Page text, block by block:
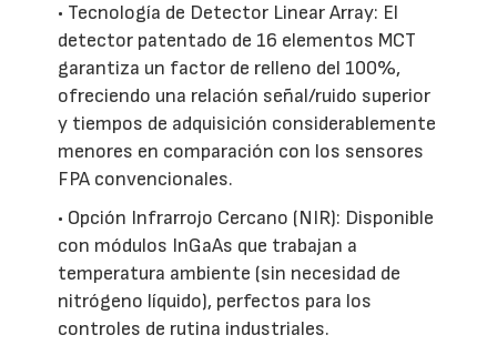
• Tecnología de Detector Linear Array: El
detector patentado de 16 elementos MCT
garantiza un factor de relleno del 100%,
ofreciendo una relación señal/ruido superior
y tiempos de adquisición considerablemente
menores en comparación con los sensores
FPA convencionales.
• Opción Infrarrojo Cercano (NIR): Disponible
con módulos InGaAs que trabajan a
temperatura ambiente (sin necesidad de
nitrógeno líquido), perfectos para los
controles de rutina industriales.